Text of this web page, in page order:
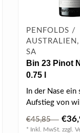
PENFOLDS /
SA
Bin 23 Pinot
0.75 l
In der Nase
Aufstieg von
Erdbeerfrüchten
€45,85
* Inkl. MwSt. zzgl.